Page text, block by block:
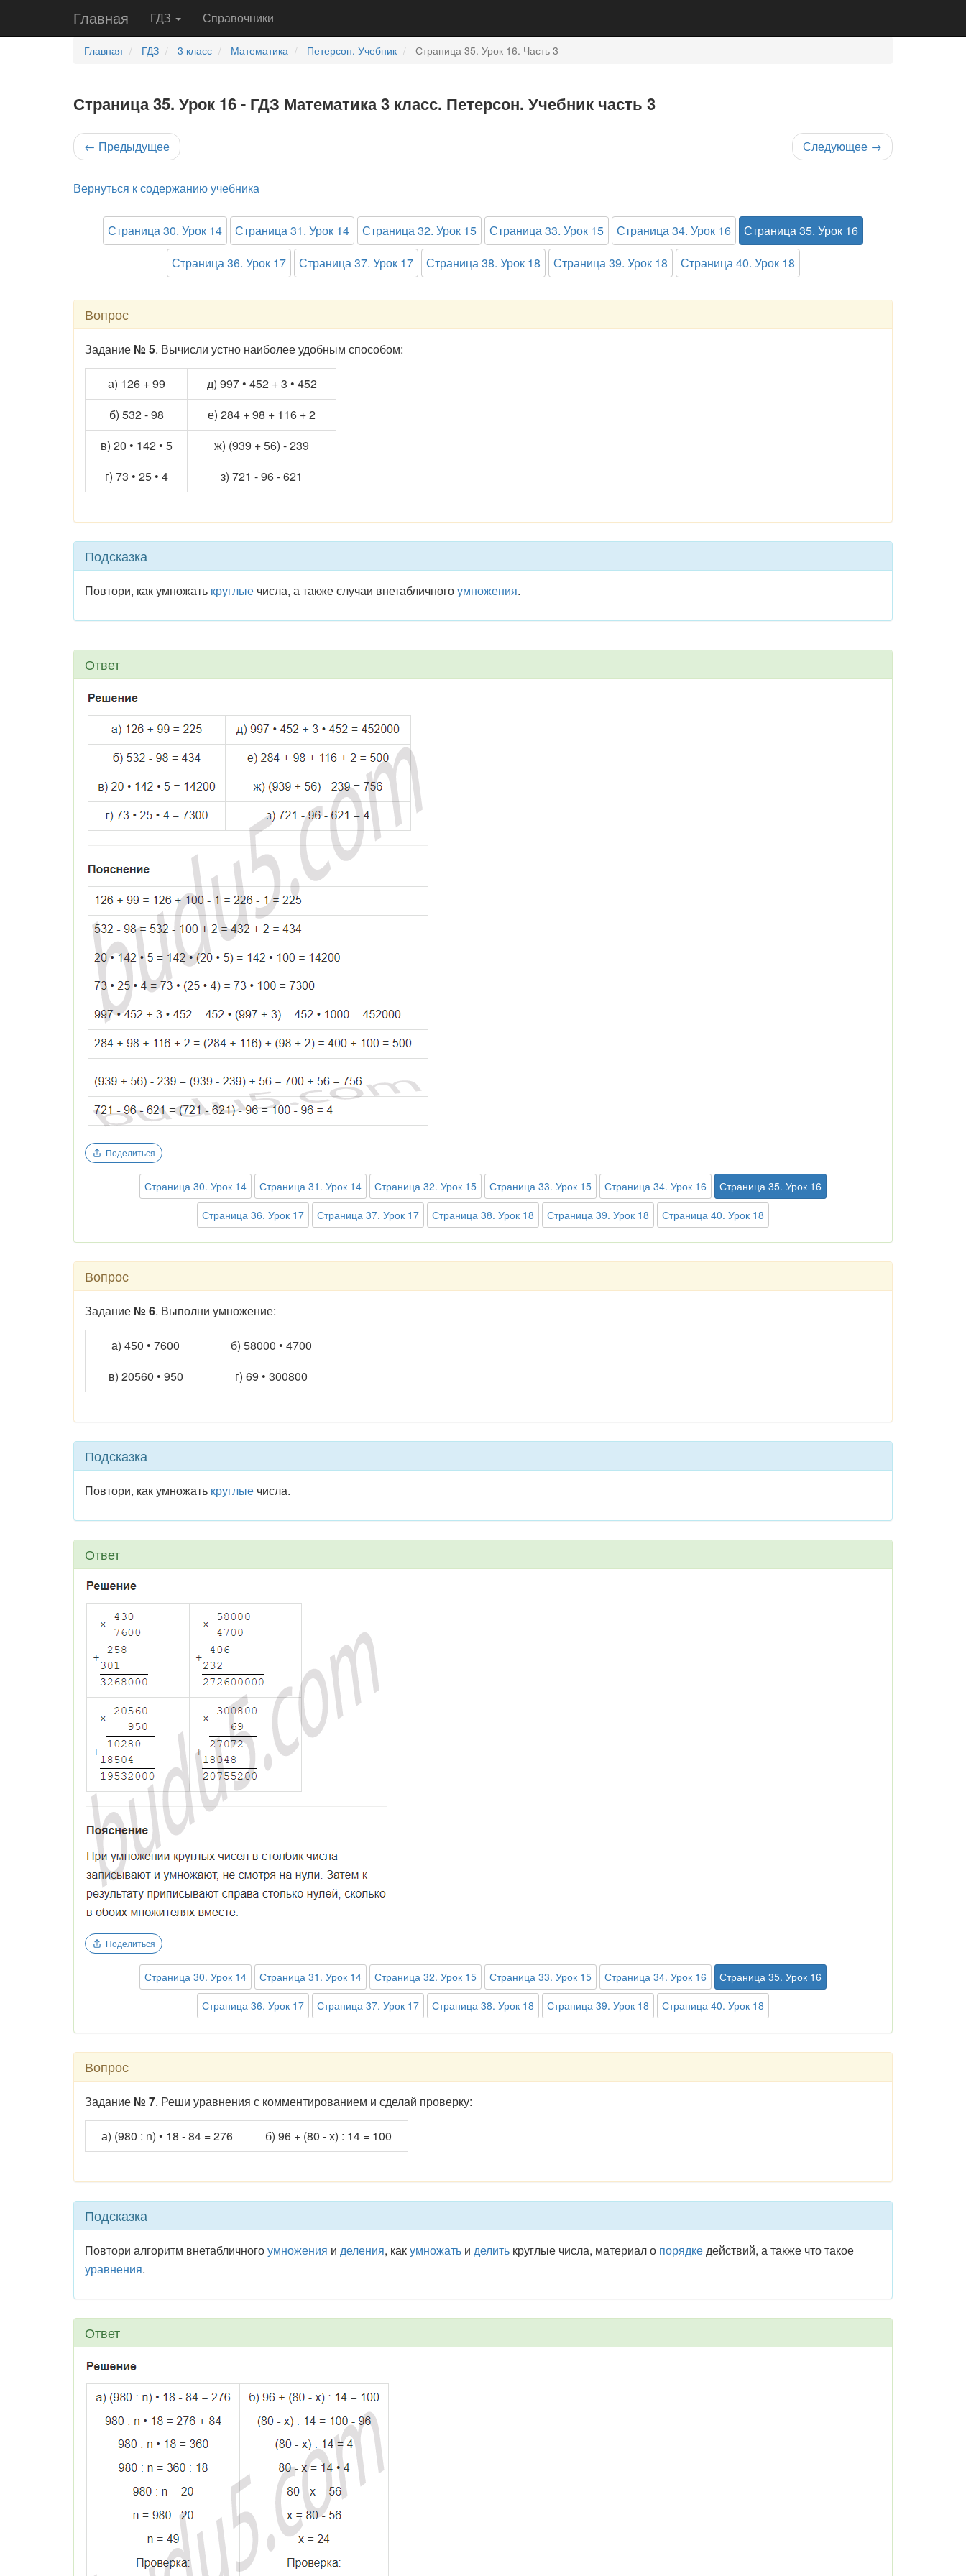
Главная ГДЗ Справочники
Главная ГДЗ 3 класс Математика Петерсон. Учебник Страница 35. Урок 16. Часть 3
Страница 35. Урок 16 - ГДЗ Математика 3 класс. Петерсон. Учебник часть 3
← Предыдущее Следующее →
Вернуться к содержанию учебника
Страница 30. Урок 14 Страница 31. Урок 14 Страница 32. Урок 15 Страница 33. Урок 15 Страница 34. Урок 16
Страница 35. Урок 16
Страница 36. Урок 17
Страница 37. Урок 17 Страница 38. Урок 18 Страница 39. Урок 18 Страница 40. Урок 18
Вопрос
Задание№ 5. Вычисли устно наиболее удобным способом:
а) 126 + 99
д) 997 • 452 + 3 • 452
б) 532 - 98
е) 284 + 98 + 116 + 2
в) 20 • 142 • 5
ж) (939 + 56) - 239
г) 73 • 25 • 4
з) 721 - 96 - 621
Подсказка
Повтори, как умножать круглые числа, а также случаи внетабличногоумножения.
Ответ
Поделиться
Страница 30. Урок 14 Страница 31. Урок 14 Страница 32. Урок 15 Страница 33. Урок 15 Страница 34. Урок 16
Страница 35. Урок 16
Страница 36. Урок 17
Страница 37. Урок 17 Страница 38. Урок 18 Страница 39. Урок 18 Страница 40. Урок 18
Вопрос
Задание№ 6. Выполни умножение:
а) 450 • 7600
б) 58000 • 4700
в) 20560 • 950
г) 69 • 300800
Подсказка
Повтори, как умножать круглые числа.
Ответ
Поделиться
Страница 30. Урок 14 Страница 31. Урок 14 Страница 32. Урок 15 Страница 33. Урок 15 Страница 34. Урок 16
Страница 35. Урок 16
Страница 36. Урок 17
Страница 37. Урок 17 Страница 38. Урок 18 Страница 39. Урок 18 Страница 40. Урок 18
Вопрос
Задание№ 7. Реши уравнения с комментированием и сделай проверку:
а) (980 : n) • 18 - 84 = 276 б) 96 + (80 - х) : 14 = 100
Подсказка
Повтори алгоритм внетабличногоумножения и деления, какумножать и делить круглые числа, материал о порядкедействий, а также что такое
уравнения.
Ответ